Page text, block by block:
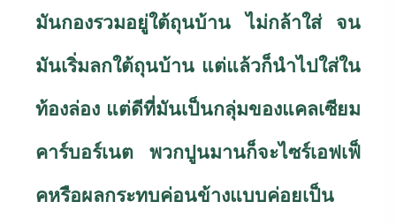
มันกองรวมอยู่ใต้ถุนบ้าน ไม่กล้าใส่ จน
มันเริ่มลกใต้ถุนบ้าน แต่แล้วก็นำไปใส่ใน
ท้องล่อง แต่ดีที่มันเป็นกลุ่มของแคลเซียม
คาร์บอร์เนต พวกปูนมานก็จะไซร์เอฟเฟ็
คหรือผลกระทบค่อนข้างแบบค่อยเป็น